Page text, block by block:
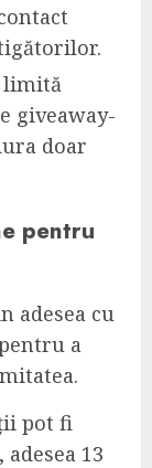
limită
giveaway-
doar
pentru
adesea cu
a
pot fi
13